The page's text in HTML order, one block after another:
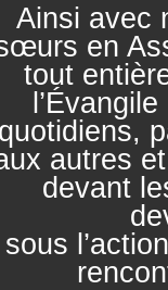
Ainsi avec
en
tout
quotidiens,
autres
devant
sous